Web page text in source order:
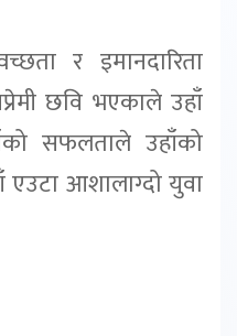
र इमानदारिता
छवि भएकाले उहाँ
सफलताले उहाँको
एउटा आशालाग्दो युवा